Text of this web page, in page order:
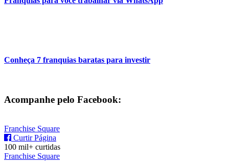
Conheça 7 franquias baratas para investir
Acompanhe pelo Facebook:
Franchise Square
Curtir Página
100 mil+ curtidas
Franchise Square